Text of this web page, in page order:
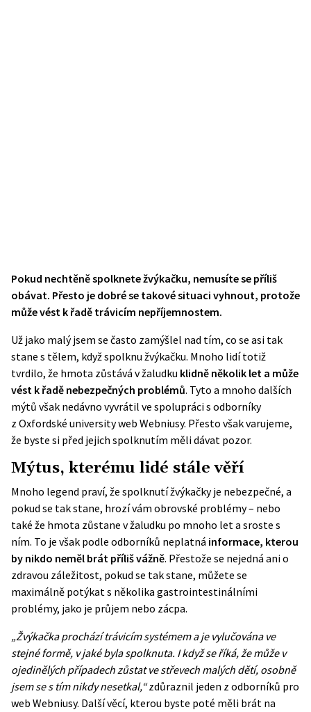
Pokud nechtěně spolknete žvýkačku, nemusíte se příliš
obávat. Přesto je dobré se takové situaci vyhnout, protože
může vést k řadě trávicím nepříjemnostem.
Už jako malý jsem se často zamýšlel nad tím, co se asi tak
stane s tělem, když spolknu žvýkačku. Mnoho lidí totiž
tvrdilo, že hmota zůstává v žaludku klidně několik let a může
vést k řadě nebezpečných problémů. Tyto a mnoho dalších
mýtů však nedávno vyvrátil ve spolupráci s odborníky
z Oxfordské university web Webniusy. Přesto však varujeme,
že byste si před jejich spolknutím měli dávat pozor.
Mýtus, kterému lidé stále věří
Mnoho legend praví, že spolknutí žvýkačky je nebezpečné, a
pokud se tak stane, hrozí vám obrovské problémy – nebo
také že hmota zůstane v žaludku po mnoho let a sroste s
ním. To je však podle odborníků neplatná informace, kterou
by nikdo neměl brát příliš vážně. Přestože se nejedná ani o
zdravou záležitost, pokud se tak stane, můžete se
maximálně potýkat s několika gastrointestinálními
problémy, jako je průjem nebo zácpa.
„Žvýkačka prochází trávicím systémem a je vylučována ve
stejné formě, v jaké byla spolknuta. I když se říká, že může v
ojedinělých případech zůstat ve střevech malých dětí, osobně
jsem se s tím nikdy nesetkal,“zdůraznil jeden z odborníků pro
web Webniusy. Další věcí, kterou byste poté měli brát na